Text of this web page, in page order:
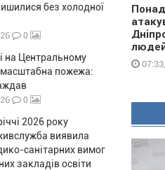
без холодної
0
на Центральному
масштабна пожежа:
0
2026 року
виявила
санітарних вимог
закладів освіти
Понад